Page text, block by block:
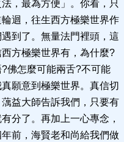
，最為方便」。你看，只
迴，往生西方極樂世界作
到了。無量法門裡頭，這
方極樂世界有，為什麼?
佛怎麼可能兩舌?不可能
願意到極樂世界。真信切
益大師告訴我們，只要有
分了。再加上一心專念，
前，海賢老和尚給我們做